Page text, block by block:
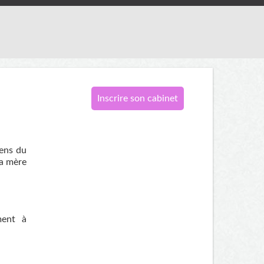
du
mère
à
Inscrire son cabinet